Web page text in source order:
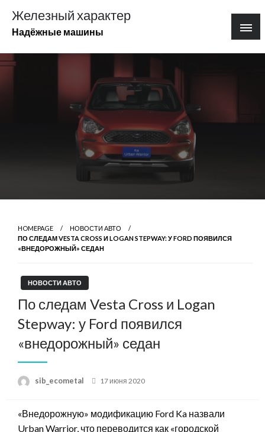
содержимому
Железный характер
Надёжные машины
HOMEPAGE
НОВОСТИ АВТО
ПО СЛЕДАМ VESTA CROSS И LOGAN STEPWAY: У FORD ПОЯВИЛСЯ
«ВНЕДОРОЖНЫЙ» СЕДАН
НОВОСТИ АВТО
По следам Vesta Cross и Logan
Stepway: у Ford появился
«внедорожный» седан
sib_ecometal
Posted
17 июня 2020
«Внедорожную» модификацию Ford Ka назвали
Urban Warrior, что переводится как «городской